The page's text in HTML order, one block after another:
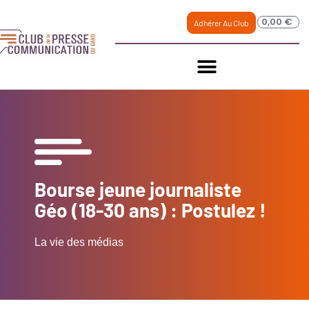
Adhérer Au Club 0,00 €
Bourse jeune journaliste
Géo (18-30 ans) : Postulez !
La vie des médias